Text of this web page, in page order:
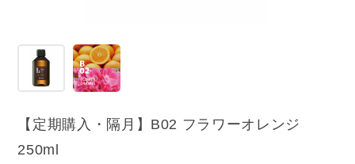
【定期購入・隔月】B02 フラワーオレンジ
250ml